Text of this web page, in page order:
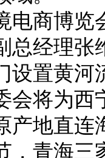
商博览
总经理
设置黄
会将为
产地直
青海三